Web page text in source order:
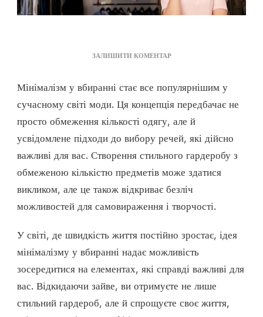
ЗАЛИШИТИ КОМЕНТАРДО
ВБИРАННІ:
СТВОРИТИ
СТИЛЬНИЙ
ГАРДЕРОБ
З
ОБМЕЖЕНОЇ
РЕЧЕЙ
Мінімалізм у вбиранні стає все популярнішим у
сучасному світі моди. Ця концепція передбачає не
просто обмеження кількості одягу, але й
усвідомлене підходи до вибору речей, які дійсно
важливі для вас. Створення стильного гардеробу з
обмеженою кількістю предметів може здатися
викликом, але це також відкриває безліч
можливостей для самовираження і творчості.
У світі, де швидкість життя постійно зростає, ідея
мінімалізму у вбиранні надає можливість
зосередитися на елементах, які справді важливі для
вас. Відкидаючи зайве, ви отримуєте не лише
стильний гардероб, але й спрощуєте своє життя,